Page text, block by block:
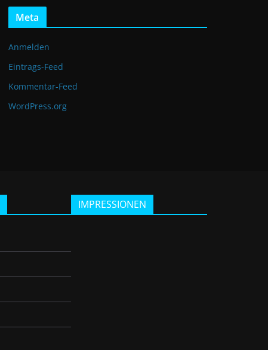
Meta
Anmelden
Eintrags-Feed
Kommentar-Feed
WordPress.org
IMPRESSIONEN